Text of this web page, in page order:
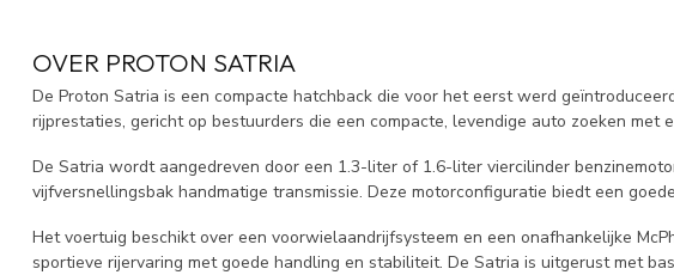
OVER PROTON SATRIA
De Proton Satria is een compacte hatchback die voor het eerst werd
rijprestaties, gericht op bestuurders die een compacte, levendige auto zoeken met
De Satria wordt aangedreven door een 1.3-liter of 1.6-liter viercilinder
vijfversnellingsbak handmatige transmissie. Deze motorconfiguratie biedt een
Het voertuig beschikt over een voorwielaandrijfsysteem en een onafhankelijke
sportieve rijervaring met goede handling en stabiliteit. De Satria is uitgerust met